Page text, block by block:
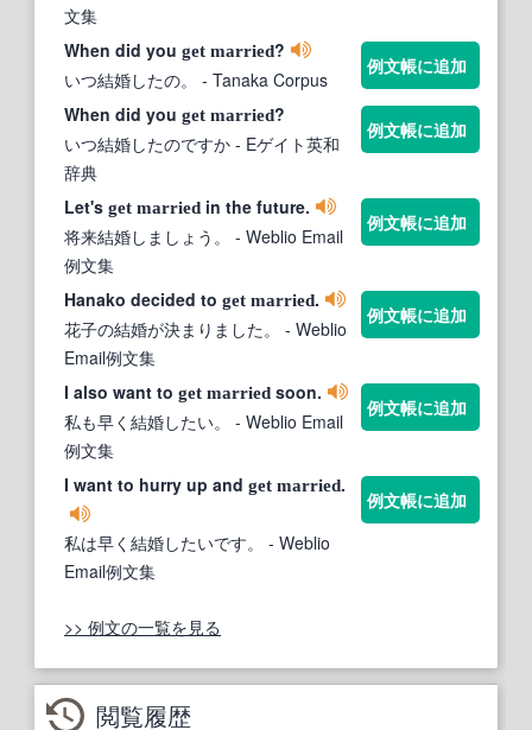
文集
When did you get married?
いつ結婚したの。
- Tanaka Corpus
例文帳に追加
When did you get married?
いつ結婚したのですか - Eゲイト英和
辞典
例文帳に追加
Let's get married in the future.
将来結婚しましょう。
- Weblio Email
例文集
例文帳に追加
Hanako decided to get married.
花子の結婚が決まりました。
- Weblio
Email例文集
例文帳に追加
I also want to get married soon.
私も早く結婚したい。
- Weblio Email
例文集
例文帳に追加
I want to hurry up and get married.
私は早く結婚したいです。
- Weblio
Email例文集
例文帳に追加
>> 例文の一覧を見る
閲覧履歴